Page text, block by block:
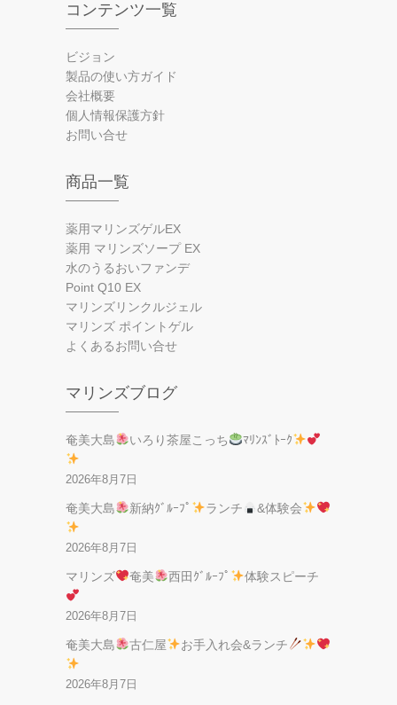
コンテンツ一覧
ビジョン
製品の使い方ガイド
会社概要
個人情報保護方針
お問い合せ
商品一覧
薬用マリンズゲルEX
薬用 マリンズソープ EX
水のうるおいファンデ
Point Q10 EX
マリンズリンクルジェル
マリンズ ポイントゲル
よくあるお問い合せ
マリンズブログ
奄美大島 いろり茶屋こっち ﾏﾘﾝｽﾞﾄｰｸ
2026年8月7日
奄美大島 新納ｸﾞﾙｰﾌﾟ ランチ &体験会
2026年8月7日
マリンズ 奄美 西田ｸﾞﾙｰﾌﾟ 体験スピーチ
2026年8月7日
奄美大島 古仁屋 お手入れ会&ランチ
2026年8月7日